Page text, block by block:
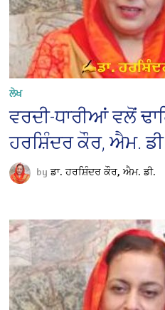
ਲੇਖ
ਵਰਦੀ-ਧਾਰੀਆਂ ਵਲੋਂ
ਹਰਸ਼ਿੰਦਰ ਕੌਰ, ਐਮ.
byਡਾ. ਹਰਸ਼ਿੰਦਰ ਕੌਰ, ਐਮ. ਡੀ.